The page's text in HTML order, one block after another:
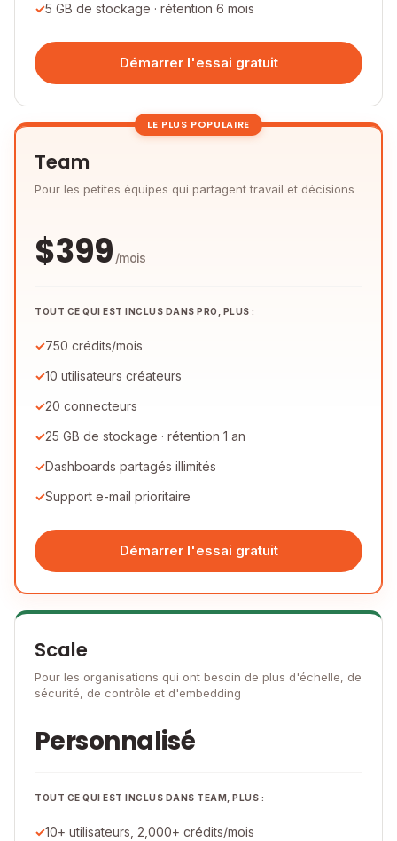
5 GB de stockage · rétention 6 mois
Démarrer l'essai gratuit
LE PLUS POPULAIRE
Team
Pour les petites équipes qui partagent travail et décisions
$399 /mois
TOUT CE QUI EST INCLUS DANS PRO, PLUS :
750 crédits/mois
10 utilisateurs créateurs
20 connecteurs
25 GB de stockage · rétention 1 an
Dashboards partagés illimités
Support e-mail prioritaire
Démarrer l'essai gratuit
Scale
Pour les organisations qui ont besoin de plus d'échelle, de
sécurité, de contrôle et d'embedding
Personnalisé
TOUT CE QUI EST INCLUS DANS TEAM, PLUS :
10+ utilisateurs, 2,000+ crédits/mois